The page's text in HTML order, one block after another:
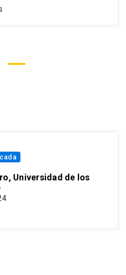
Universidad de los